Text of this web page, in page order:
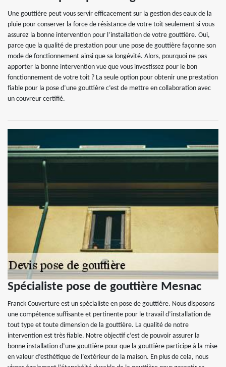
Une gouttière peut vous servir efficacement sur la gestion des eaux de la
pluie pour conserver la force de résistance de votre toit seulement si vous
assurez la bonne intervention pour l’installation de votre gouttière. Oui,
parce que la qualité de prestation pour une pose de gouttière façonne son
mode de fonctionnement ainsi que sa longévité. Alors, pourquoi ne pas
apporter la bonne intervention vue que vous investissez pour le bon
fonctionnement de votre toit ? La seule option pour obtenir une prestation
fiable pour la pose d’une gouttière c’est de mettre en collaboration avec
un couvreur certifié.
Spécialiste pose de gouttière Mesnac
Franck Couverture est un spécialiste en pose de gouttière. Nous disposons
une compétence suffisante et pertinente pour le travail d’installation de
tout type et toute dimension de la gouttière. La qualité de notre
intervention est très fiable. Notre objectif c’est de pouvoir assurer la
bonne installation d’une gouttière pour que la gouttière participe à la mise
en valeur d’esthétique de l’extérieur de la maison. En plus de cela, nous